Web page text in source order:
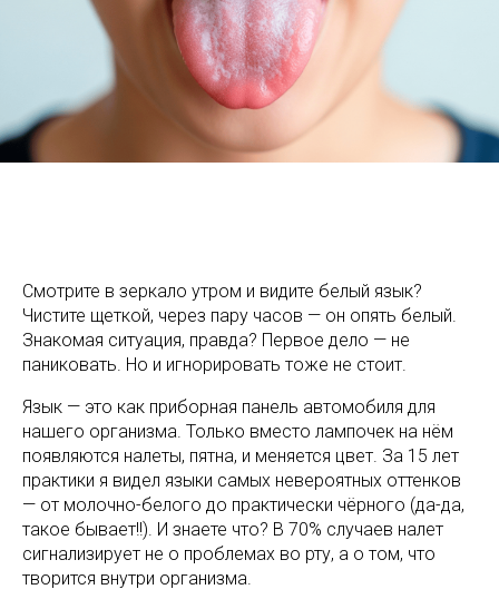
Смотрите в зеркало утром и видите белый язык?
Чистите щеткой, через пару часов — он опять белый.
Знакомая ситуация, правда? Первое дело — не
паниковать. Но и игнорировать тоже не стоит.
Язык — это как приборная панель автомобиля для
нашего организма. Только вместо лампочек на нём
появляются налеты, пятна, и меняется цвет. За 15 лет
практики я видел языки самых невероятных оттенков
— от молочно-белого до практически чёрного (да-да,
такое бывает!!). И знаете что? В 70% случаев налет
сигнализирует не о проблемах во рту, а о том, что
творится внутри организма.